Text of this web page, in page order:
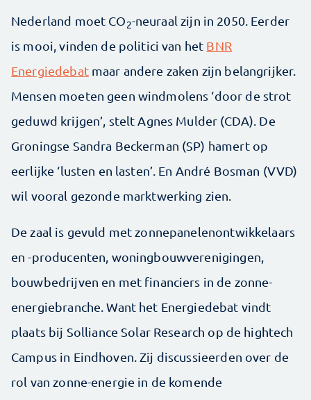
Nederland moet CO2-neuraal zijn in 2050. Eerder
is mooi, vinden de politici van het BNR
Energiedebatmaar andere zaken zijn belangrijker.
Mensen moeten geen windmolens ‘door de strot
geduwd krijgen’, stelt Agnes Mulder (CDA). De
Groningse Sandra Beckerman (SP) hamert op
eerlijke ‘lusten en lasten’. En André Bosman (VVD)
wil vooral gezonde marktwerking zien.
De zaal is gevuld met zonnepanelenontwikkelaars
en -producenten, woningbouwverenigingen,
bouwbedrijven en met financiers in de zonne-
energiebranche. Want het Energiedebat vindt
plaats bij Solliance Solar Research op de hightech
Campus in Eindhoven. Zij discussieerden over de
rol van zonne-energie in de komende